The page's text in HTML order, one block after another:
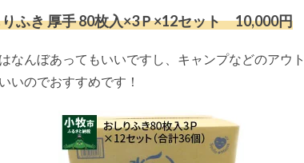
ふき 厚手 80枚入×3Ｐ×12セット 10,000円
なんぼあってもいいですし、キャンプなどのアウ
いのでおすすめです！